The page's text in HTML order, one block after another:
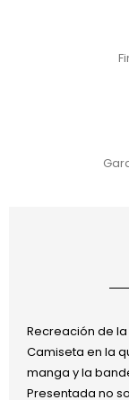
Recreación de
Camiseta en la
manga y la
Presentada no